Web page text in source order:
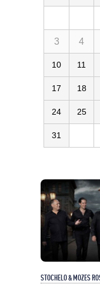
3 4
10 11
17 18
24 25
31
STOCHELO & MOZES